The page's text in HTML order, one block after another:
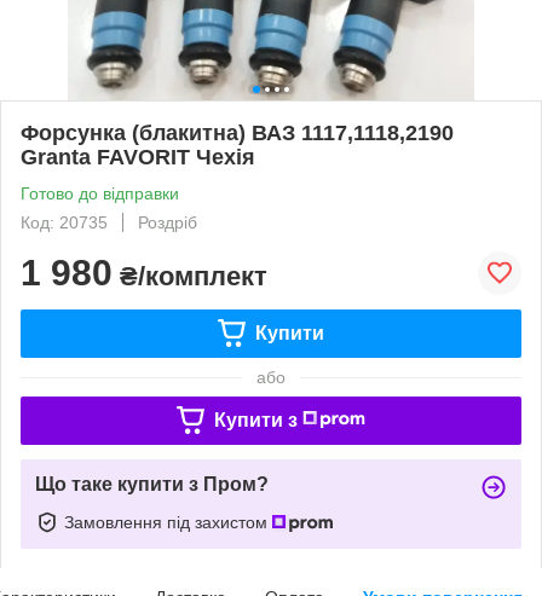
Форсунка (блакитна) ВАЗ 1117,1118,2190
Granta FAVORIT Чехія
Готово до відправки
Код: 20735
Роздріб
1 980 ₴/комплект
Купити
або
Купити з
Що таке купити з Пром?
Замовлення під захистом